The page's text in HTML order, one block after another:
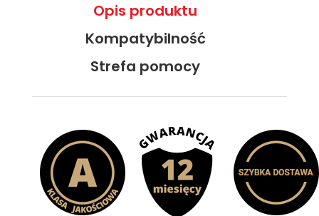
Opis produktu
Kompatybilność
Strefa pomocy